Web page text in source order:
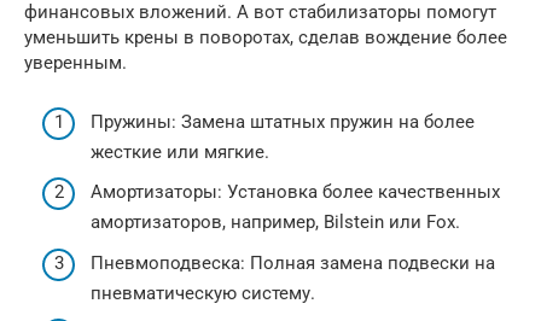
финансовых вложений. А вот стабилизаторы помогут
уменьшить крены в поворотах, сделав вождение более
уверенным.
Пружины: Замена штатных пружин на более
жесткие или мягкие.
Амортизаторы: Установка более качественных
амортизаторов, например, Bilstein или Fox.
Пневмоподвеска: Полная замена подвески на
пневматическую систему.